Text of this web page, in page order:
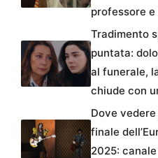
professore e
Tradimento
puntata:
al funerale,
chiude con
Dove
finale
2025: